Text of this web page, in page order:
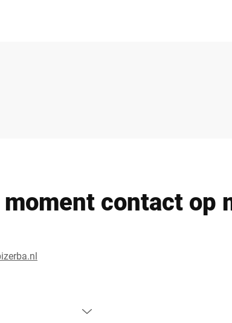
contact op